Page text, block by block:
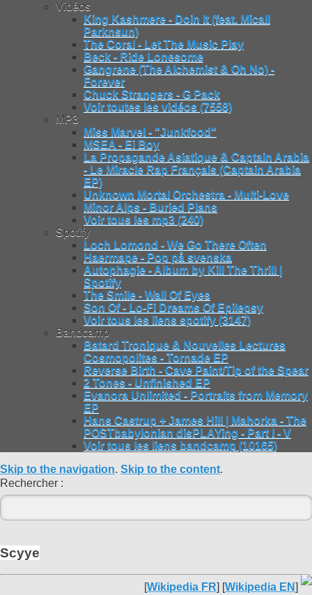
Vidéos
King Kashmere - Doin It (feat. Micall
Parknsun)
The Coral - Let The Music Play
Beck - Ride Lonesome
Gangrene (The Alchemist & Oh No) -
Forever
Chuck Strangers - G Pack
Voir toutes les vidéos (7558)
MP3
Miss Marvel - "Junkfood"
MSEA - Ei Boy
La Propagande Asiatique & Captain Arabia
- Le Miracle Rap Français (Captain Arabia
EP)
Unknown Mortal Orchestra - Multi-Love
Minor Alps - Buried Plans
Voir tous les mp3 (240)
Spotify
Loch Lomond - We Go There Often
Haermape - Pop på svenska
Autophagie - Album by Kill The Thrill |
Spotify
The Smile - Wall Of Eyes
Son Of - Lo-Fi Dreams Of Epilepsy
Voir tous les liens spotify (3147)
Bandcamp
Batard Tronique & Nouvelles Lectures
Cosmopolites - Tornade EP
Reverse Birth - Cave Paint/Tip of the Spear
2 Tones - Unfinished EP
Evanora Unlimited - Portraits from Memory
EP
Hans Castrup + James Hill | Mahorka - The
POSTbabylonian disPLAYing - Part I - V
Voir tous les liens bandcamp (10165)
Skip to the navigation. Skip to the content.
Rechercher :
Scyye
[Wikipedia FR] [Wikipedia EN]